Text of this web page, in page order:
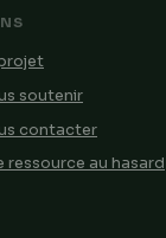
soutenir
contacter
ressource au hasard